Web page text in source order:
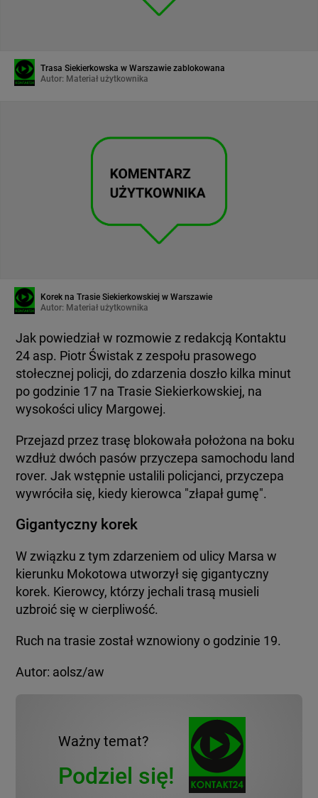
Trasa Siekierkowska w Warszawie zablokowana
Autor: Materiał użytkownika
Korek na Trasie Siekierkowskiej w Warszawie
Autor: Materiał użytkownika
Jak powiedział w rozmowie z redakcją Kontaktu
24 asp. Piotr Świstak z zespołu prasowego
stołecznej policji, do zdarzenia doszło kilka minut
po godzinie 17 na Trasie Siekierkowskiej, na
wysokości ulicy Margowej.
Przejazd przez trasę blokowała położona na boku
wzdłuż dwóch pasów przyczepa samochodu land
rover. Jak wstępnie ustalili policjanci, przyczepa
wywróciła się, kiedy kierowca "złapał gumę".
Gigantyczny korek
W związku z tym zdarzeniem od ulicy Marsa w
kierunku Mokotowa utworzył się gigantyczny
korek. Kierowcy, którzy jechali trasą musieli
uzbroić się w cierpliwość.
Ruch na trasie został wznowiony o godzinie 19.
Autor: aolsz/aw
Ważny temat?
Podziel się!